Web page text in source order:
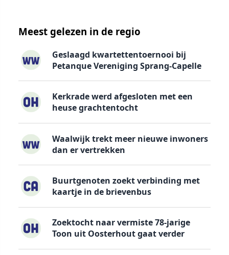
Meest gelezen in de regio
Geslaagd kwartettentoernooi bij
Petanque Vereniging Sprang-Capelle
Kerkrade werd afgesloten met een
heuse grachtentocht
Waalwijk trekt meer nieuwe inwoners
dan er vertrekken
Buurtgenoten zoekt verbinding met
kaartje in de brievenbus
Zoektocht naar vermiste 78-jarige
Toon uit Oosterhout gaat verder